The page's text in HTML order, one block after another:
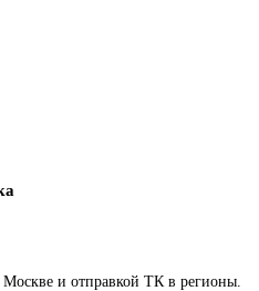
и отправкой ТК в регионы.